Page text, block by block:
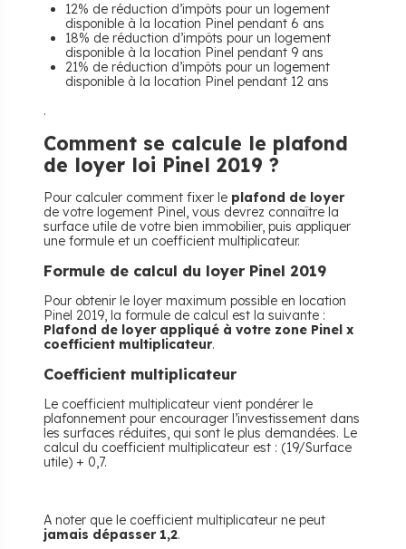
12% de réduction d’impôts pour un logement
disponible à la location Pinel pendant 6 ans
18% de réduction d’impôts pour un logement
disponible à la location Pinel pendant 9 ans
21% de réduction d’impôts pour un logement
disponible à la location Pinel pendant 12 ans
.
Comment se calcule le plafond
de loyer loi Pinel 2019 ?
Pour calculer comment fixer le plafond de loyer
de votre logement Pinel, vous devrez connaître la
surface utile de votre bien immobilier, puis appliquer
une formule et un coefficient multiplicateur.
Formule de calcul du loyer Pinel 2019
Pour obtenir le loyer maximum possible en location
Pinel 2019, la formule de calcul est la suivante :
Plafond de loyer appliqué à votre zone Pinel x
coefficient multiplicateur.
Coefficient multiplicateur
Le coefficient multiplicateur vient pondérer le
plafonnement pour encourager l’investissement dans
les surfaces réduites, qui sont le plus demandées. Le
calcul du coefficient multiplicateur est : (19/Surface
utile) + 0,7.
A noter que le coefficient multiplicateur ne peut
jamais dépasser 1,2.